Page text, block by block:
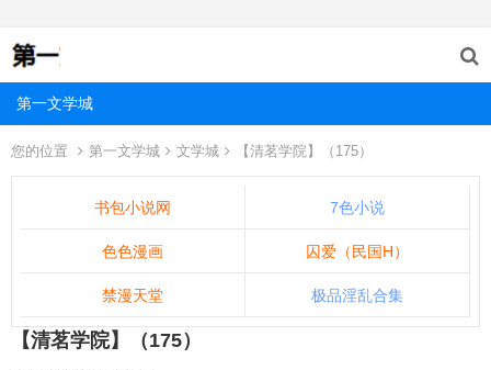
第一文学城
您的位置 第一文学城 文学城 【清茗学院】（175）
书包小说网 7色小说
色色漫画 囚爱（民国H）
禁漫天堂 极品淫乱合集
【清茗学院】（175）